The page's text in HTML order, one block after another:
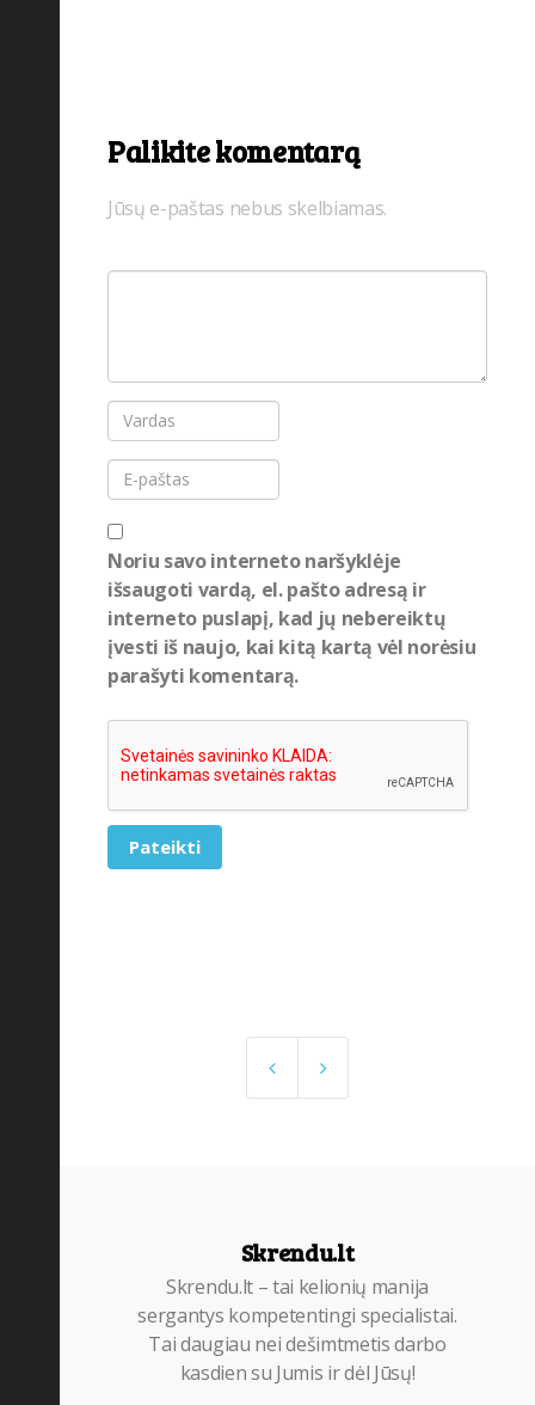
Palikite komentarą
Jūsų e-paštas nebus skelbiamas.
Noriu savo interneto naršyklėje
išsaugoti vardą, el. pašto adresą ir
interneto puslapį, kad jų nebereiktų
įvesti iš naujo, kai kitą kartą vėl norėsiu
parašyti komentarą.
Pateikti
Skrendu.lt
Skrendu.lt – tai kelionių manija
sergantys kompetentingi specialistai.
Tai daugiau nei dešimtmetis darbo
kasdien su Jumis ir dėl Jūsų!